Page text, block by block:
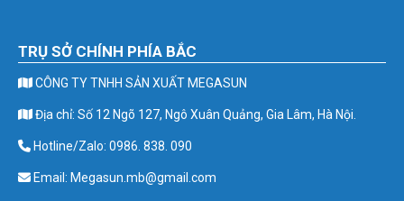
TRỤ SỞ CHÍNH PHÍA BẮC
CÔNG TY TNHH SẢN XUẤT MEGASUN
Địa chỉ: Số 12 Ngõ 127, Ngô Xuân Quảng, Gia Lâm, Hà Nội.
Hotline/Zalo: 0986. 838. 090
Email: Megasun.mb@gmail.com